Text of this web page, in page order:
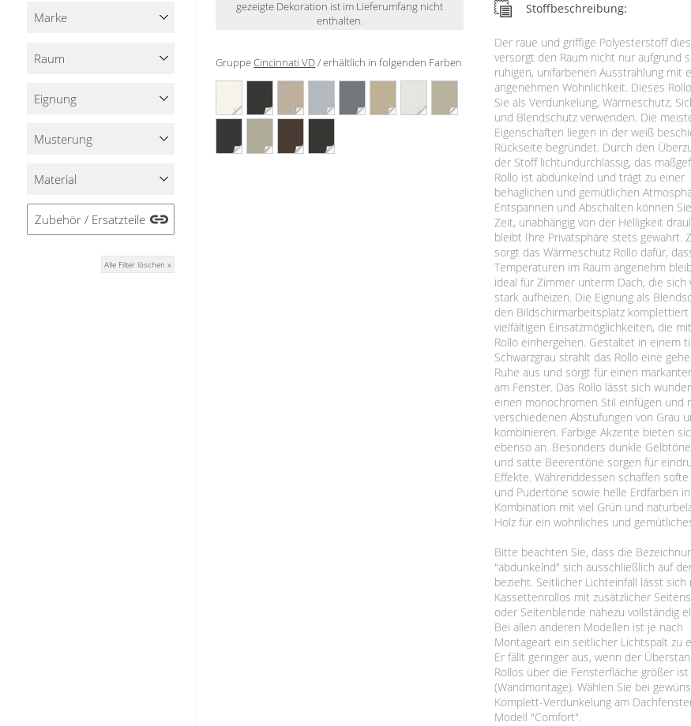
Stoffe
Marke
Raum
Eignung
Musterung
Material
Zubehör / Ersatzteile
Alle Filter löschen x
gezeigte Dekoration ist im Lieferumfang nicht
enthalten.
GruppeCincinnati VD/ erhältlich in folgenden Farben
Stoffbeschreibung:
Der raue und griffige Polyesterstoff
versorgt den Raum nicht nur aufgrund
ruhigen, unifarbenen Ausstrahlung mit
angenehmen Wohnlichkeit. Dieses
Sie als Verdunkelung, Wärmeschutz,
und Blendschutz verwenden. Die
Eigenschaften liegen in der weiß
Rückseite begründet. Durch den
der Stoff lichtundurchlässig, das
Rollo ist abdunkelnd und trägt zu einer
behaglichen und gemütlichen
Entspannen und Abschalten können
Zeit, unabhängig von der Helligkeit
bleibt Ihre Privatsphäre stets gewahrt.
sorgt das Wärmeschutz Rollo dafür,
Temperaturen im Raum angenehm
ideal für Zimmer unterm Dach, die sich
stark aufheizen. Die Eignung als
den Bildschirmarbeitsplatz komplettiert
vielfältigen Einsatzmöglichkeiten, die
Rollo einhergehen. Gestaltet in einem
Schwarzgrau strahlt das Rollo eine
Ruhe aus und sorgt für einen
am Fenster. Das Rollo lässt sich
einen monochromen Stil einfügen und
verschiedenen Abstufungen von Grau
kombinieren. Farbige Akzente bieten
ebenso an. Besonders dunkle
und satte Beerentöne sorgen für
Effekte. Währenddessen schaffen
und Pudertöne sowie helle Erdfarben in
Kombination mit viel Grün und
Holz für ein wohnliches und
Bitte beachten Sie, dass die
"abdunkelnd" sich ausschließlich auf
bezieht. Seitlicher Lichteinfall lässt sich
Kassettenrollos mit zusätzlicher
oder Seitenblende nahezu vollständig
Bei allen anderen Modellen ist je nach
Montageart ein seitlicher Lichtspalt zu
Er fällt geringer aus, wenn der
Rollos über die Fensterfläche größer ist
(Wandmontage). Wählen Sie bei
Komplett-Verdunkelung am
Modell "Comfort".